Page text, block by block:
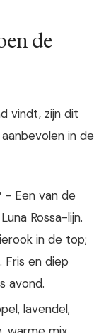
de
vindt, zijn dit
in de
- Een van de
Rossa-lijn.
in de top;
Fris en diep
avond.
lavendel,